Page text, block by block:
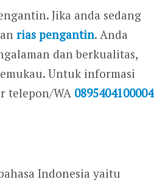
Jika anda sedang
rias pengantin. Anda
dan berkualitas,
Untuk informasi
telepon/WA 0895404100004
Indonesia yaitu